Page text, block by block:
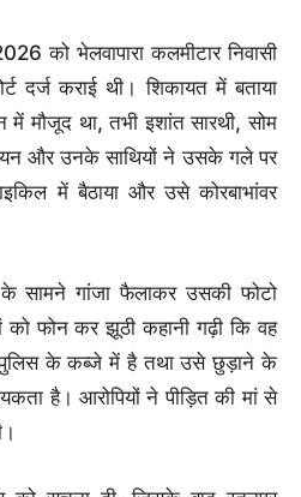
को भेलवापारा कलमीटार निवासी
दर्ज कराई थी। शिकायत में बताया
मौजूद था, तभी इशांत सारथी, सोम
और उनके साथियों ने उसके गले पर
में बैठाया और उसे कोरबाभांवर
सामने गांजा फैलाकर उसकी फोटो
फोन कर झूठी कहानी गढ़ी कि वह
पुलिस के कब्जे में है तथा उसे छुड़ाने के
है। आरोपियों ने पीड़ित की मां से